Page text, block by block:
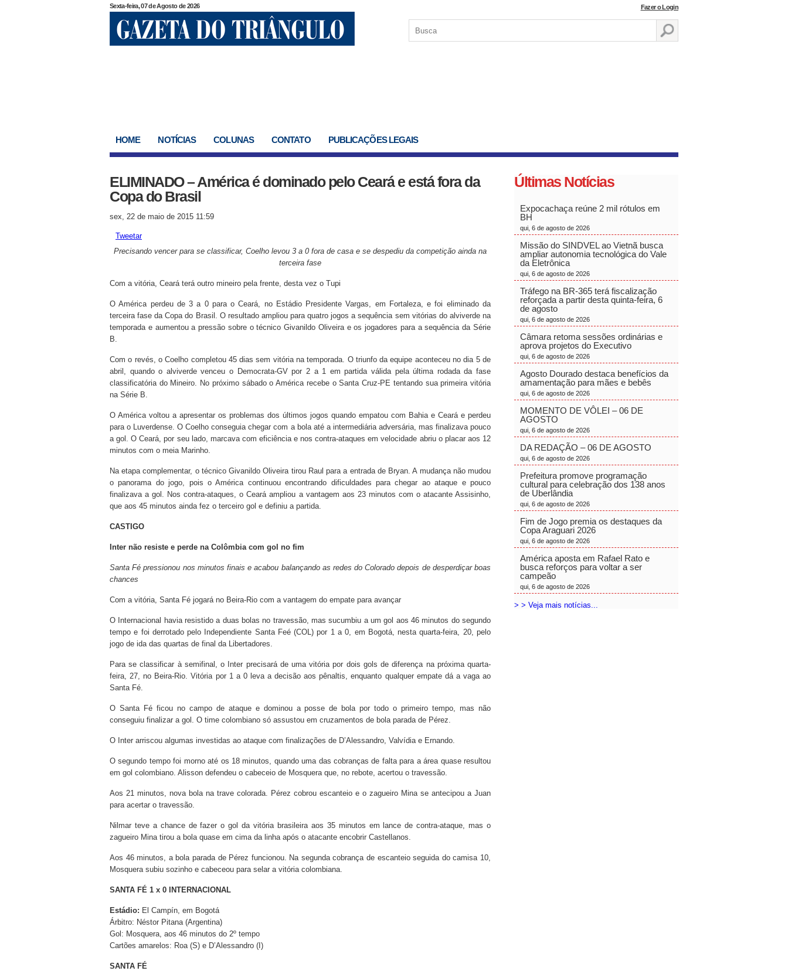
Sexta-feira, 07 de Agosto de 2026 Fazer o Login
HOME NOTÍCIAS COLUNAS CONTATO PUBLICAÇÕES LEGAIS
ELIMINADO – América é dominado pelo Ceará e está fora da
Copa do Brasil
sex, 22 de maio de 2015 11:59
Tweetar
Precisando vencer para se classificar, Coelho levou 3 a 0 fora de casa e se despediu da competição ainda na
terceira fase
Com a vitória, Ceará terá outro mineiro pela frente, desta vez o Tupi
O América perdeu de 3 a 0 para o Ceará, no Estádio Presidente Vargas, em Fortaleza, e foi eliminado da
terceira fase da Copa do Brasil. O resultado ampliou para quatro jogos a sequência sem vitórias do alviverde na
temporada e aumentou a pressão sobre o técnico Givanildo Oliveira e os jogadores para a sequência da Série
B.
Com o revés, o Coelho completou 45 dias sem vitória na temporada. O triunfo da equipe aconteceu no dia 5 de
abril, quando o alviverde venceu o Democrata-GV por 2 a 1 em partida válida pela última rodada da fase
classificatória do Mineiro. No próximo sábado o América recebe o Santa Cruz-PE tentando sua primeira vitória
na Série B.
O América voltou a apresentar os problemas dos últimos jogos quando empatou com Bahia e Ceará e perdeu
para o Luverdense. O Coelho conseguia chegar com a bola até a intermediária adversária, mas finalizava pouco
a gol. O Ceará, por seu lado, marcava com eficiência e nos contra-ataques em velocidade abriu o placar aos 12
minutos com o meia Marinho.
Na etapa complementar, o técnico Givanildo Oliveira tirou Raul para a entrada de Bryan. A mudança não mudou
o panorama do jogo, pois o América continuou encontrando dificuldades para chegar ao ataque e pouco
finalizava a gol. Nos contra-ataques, o Ceará ampliou a vantagem aos 23 minutos com o atacante Assisinho,
que aos 45 minutos ainda fez o terceiro gol e definiu a partida.
CASTIGO
Inter não resiste e perde na Colômbia com gol no fim
Santa Fé pressionou nos minutos finais e acabou balançando as redes do Colorado depois de desperdiçar boas
chances
Com a vitória, Santa Fé jogará no Beira-Rio com a vantagem do empate para avançar
O Internacional havia resistido a duas bolas no travessão, mas sucumbiu a um gol aos 46 minutos do segundo
tempo e foi derrotado pelo Independiente Santa Feé (COL) por 1 a 0, em Bogotá, nesta quarta-feira, 20, pelo
jogo de ida das quartas de final da Libertadores.
Para se classificar à semifinal, o Inter precisará de uma vitória por dois gols de diferença na próxima quarta-
feira, 27, no Beira-Rio. Vitória por 1 a 0 leva a decisão aos pênaltis, enquanto qualquer empate dá a vaga ao
Santa Fé.
O Santa Fé ficou no campo de ataque e dominou a posse de bola por todo o primeiro tempo, mas não
conseguiu finalizar a gol. O time colombiano só assustou em cruzamentos de bola parada de Pérez.
O Inter arriscou algumas investidas ao ataque com finalizações de D’Alessandro, Valvídia e Ernando.
O segundo tempo foi morno até os 18 minutos, quando uma das cobranças de falta para a área quase resultou
em gol colombiano. Alisson defendeu o cabeceio de Mosquera que, no rebote, acertou o travessão.
Aos 21 minutos, nova bola na trave colorada. Pérez cobrou escanteio e o zagueiro Mina se antecipou a Juan
para acertar o travessão.
Nilmar teve a chance de fazer o gol da vitória brasileira aos 35 minutos em lance de contra-ataque, mas o
zagueiro Mina tirou a bola quase em cima da linha após o atacante encobrir Castellanos.
Aos 46 minutos, a bola parada de Pérez funcionou. Na segunda cobrança de escanteio seguida do camisa 10,
Mosquera subiu sozinho e cabeceou para selar a vitória colombiana.
SANTA FÉ 1 x 0 INTERNACIONAL
Estádio: El Campín, em Bogotá
Árbitro: Néstor Pitana (Argentina)
Gol: Mosquera, aos 46 minutos do 2º tempo
Cartões amarelos: Roa (S) e D’Alessandro (I)
SANTA FÉ
Últimas Notícias
Expocachaça reúne 2 mil rótulos em
BH
qui, 6 de agosto de 2026
Missão do SINDVEL ao Vietnã busca
ampliar autonomia tecnológica do Vale
da Eletrônica
qui, 6 de agosto de 2026
Tráfego na BR-365 terá fiscalização
reforçada a partir desta quinta-feira, 6
de agosto
qui, 6 de agosto de 2026
Câmara retoma sessões ordinárias e
aprova projetos do Executivo
qui, 6 de agosto de 2026
Agosto Dourado destaca benefícios da
amamentação para mães e bebês
qui, 6 de agosto de 2026
MOMENTO DE VÔLEI – 06 DE
AGOSTO
qui, 6 de agosto de 2026
DA REDAÇÃO – 06 DE AGOSTO
qui, 6 de agosto de 2026
Prefeitura promove programação
cultural para celebração dos 138 anos
de Uberlândia
qui, 6 de agosto de 2026
Fim de Jogo premia os destaques da
Copa Araguari 2026
qui, 6 de agosto de 2026
América aposta em Rafael Rato e
busca reforços para voltar a ser
campeão
qui, 6 de agosto de 2026
> > Veja mais notícias...